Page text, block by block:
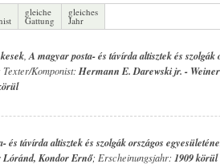
gleiche
Gattung
gleiches
Jahr
A magyar posta- és távírda altisztek és szolgák
Texter/Komponist: Hermann E. Darewski jr. -
és távírda altisztek és szolgák országos
Lóránd, Kondor Ernő; Erscheinungsjahr: 1909 körül